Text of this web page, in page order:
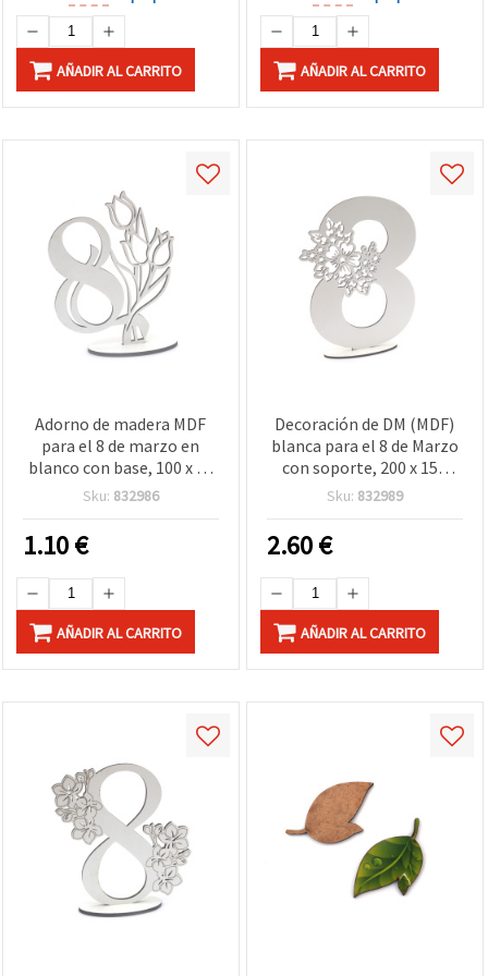
AÑADIR AL CARRITO AÑADIR AL CARRITO
Adorno de madera MDF
para el 8 de marzo en
blanco con base, 100 x 80
mm
Sku: 832986
1.10€
AÑADIR AL CARRITO
Decoración de DM (MDF)
blanca para el 8 de Marzo
con soporte, 200 x 150
mm
Sku: 832989
2.60€
AÑADIR AL CARRITO